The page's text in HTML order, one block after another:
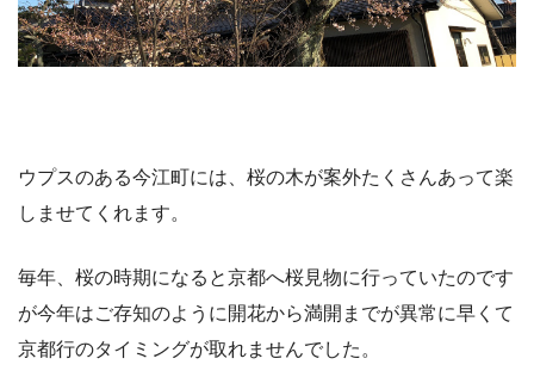
ウプスのある今江町には、桜の木が案外たくさんあって楽
しませてくれます。
毎年、桜の時期になると京都へ桜見物に行っていたのです
が今年はご存知のように開花から満開までが異常に早くて
京都行のタイミングが取れませんでした。